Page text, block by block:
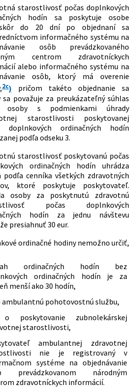
a dopĺňajú niektoré zákony
ktorým sa mení a dopĺňa zákon
576/2004 Z. z. o zdravotnej
službách súvisiacich s
zdravotnej
a o zmene a doplnení
zákonov v znení neskorších
a ktorým sa mení a dopĺňa
č. 578/2004 Z. z. o
zdravotnej
zdravotníckych
stavovských
v zdravotníctve a o
a doplnení niektorých zákonov
v znení neskorších predpisov
ktorým sa mení a dopĺňa zákon
581/2004 Z. z. o zdravotných
dohľade nad zdravotnou
a o zmene a doplnení
zákonov v znení neskorších
a ktorým sa menia a
niektoré zákony
ktorým sa mení a dopĺňa zákon
v znení neskorších predpisov a
ktorým sa mení a dopĺňa zákon
87/2018 Z. z. o radiačnej ochrane a o
znení neskorších predpisov a ktorým
sa menia a dopĺňajú niektoré zákony
ktorým sa mení a dopĺňa zákon
č. 362/2011 Z. z. o liekoch a
pomôckach a o zmene
doplnení niektorých zákonov v znení
predpisov a ktorým sa
a dopĺňajú niektoré zákony
ktorým sa mení zákon č.
starostlivosť počas doplnkových
hodín sa poskytuje osobe
do 20 dní po objednaní sa
informačného systému na
osôb prevádzkovaného
centrom zdravotníckych
alebo informačného systému na
osôb, ktorý má overenie
2c) pričom takéto objednanie sa
sa považuje za preukázateľný súhlas
osoby s podmienkami úhrady
starostlivosti poskytovanej
doplnkových ordinačných hodín
podľa odseku 3.
starostlivosť poskytovanú počas
ordinačných hodín uhrádza
podľa cenníka všetkých zdravotných
ktoré poskytuje poskytovateľ.
osoby za poskytnutú zdravotnú
počas doplnkových
hodín za jednu návštevu
presiahnuť 30 eur.
ordinačné hodiny nemožno určiť,
ordinačných hodín bez
ordinačných hodín je za
menší ako 30 hodín,
ambulantnú pohotovostnú službu,
poskytovanie zubnolekárskej
starostlivosti,
ambulantnej zdravotnej
nie je registrovaný v
systéme na objednávanie
prevádzkovanom národným
zdravotníckych informácií.